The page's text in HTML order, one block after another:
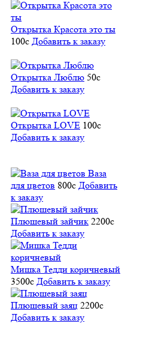
Открытка Красота это ты
100c Добавить к заказу
Открытка Люблю 50c
Добавить к заказу
Открытка LOVE 100c
Добавить к заказу
Ваза
для цветов 800c Добавить
к заказу
Плюшевый зайчик 2200c
Добавить к заказу
Мишка Тедди коричневый
3500c Добавить к заказу
Плюшевый заяц 2200c
Добавить к заказу